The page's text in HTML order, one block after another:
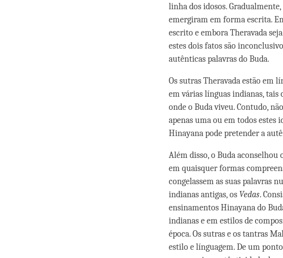
linha dos idosos.
emergiram em forma escrita.
escrito e embora Theravada
estes dois fatos são
autênticas palavras do Buda.
Os sutras Theravada estão em
em várias línguas indianas, tais
onde o Buda viveu. Contudo,
apenas uma ou em todos estes
Hinayana pode pretender a
Além disso, o Buda
em quaisquer formas
congelassem as suas palavras
indianas antigas, os Vedas.
ensinamentos Hinayana do
indianas e em estilos de
época. Os sutras e os tantras
estilo e línguagem. De um